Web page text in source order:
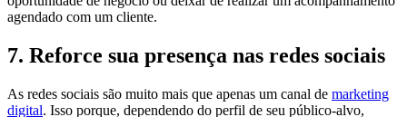
agendado com um cliente.
7. Reforce sua presença nas redes sociais
As redes sociais são muito mais que apenas um canal de marketing
digital. Isso porque, dependendo do perfil de seu público-alvo,